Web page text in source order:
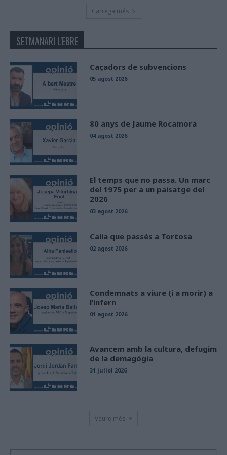
Carrega més
SETMANARI L'EBRE
Caçadors de subvencions
05 agost 2026
80 anys de Jaume Rocamora
04 agost 2026
El temps que no passa. Un marc
del 1975 per a un paisatge del
2026
03 agost 2026
Calia que passés a Tortosa
02 agost 2026
Condemnats a viure (i a morir) a
l’infern
01 agost 2026
Avancem amb la cultura, defugim
de la demagògia
31 juliol 2026
Veure més